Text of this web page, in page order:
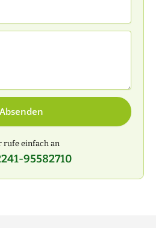
Absenden
rufe einfach an
95582710